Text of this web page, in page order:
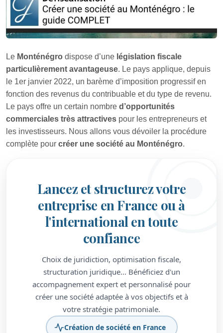
Le Monténégro dispose d’une législation fiscale
particulièrement avantageuse. Le pays applique, depuis
le 1er janvier 2022, un barème d’imposition progressif en
fonction des revenus du contribuable et du type de revenu.
Le pays offre un certain nombre d’opportunités
commerciales très attractives pour les entrepreneurs et
les investisseurs. Nous allons vous dévoiler la procédure
complète pour créer une société au Monténégro.
Lancez et structurez votre
entreprise en France ou à
l'international en toute
confiance
Choix de juridiction, optimisation fiscale,
structuration juridique… Bénéficiez d'un
accompagnement expert et personnalisé pour
créer une société adaptée à vos objectifs et à
votre stratégie patrimoniale.
Création de société en France